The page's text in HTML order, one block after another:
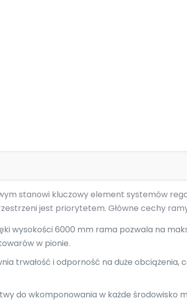
stanowi kluczowy element systemów
jest priorytetem. Główne cechy
wysokości 6000 mm rama pozwala na
w pionie.
trwałość i odporność na duże obciążenia,
do wkomponowania w każde środowisko